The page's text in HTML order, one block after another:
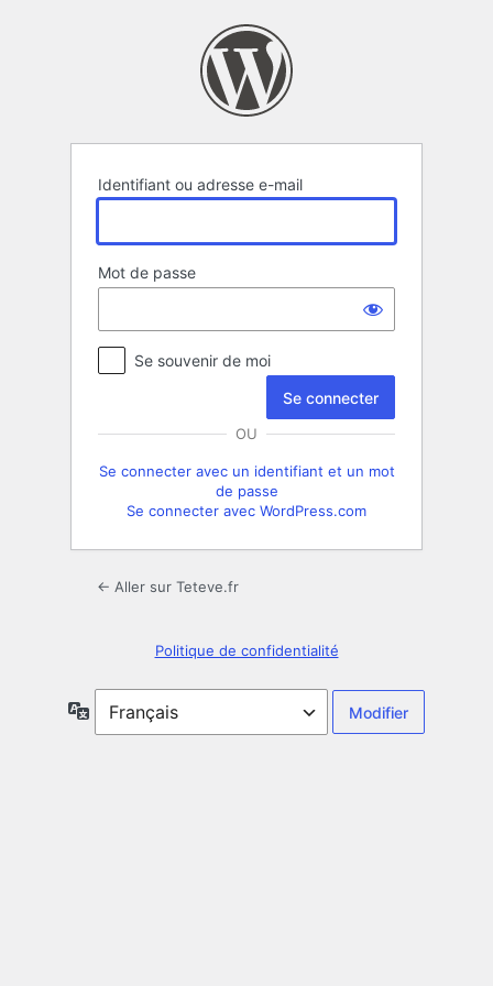
Identifiant ou adresse e-mail
Mot de passe
Se souvenir de moi
OU
Se connecter avec un identifiant et un mot
de passe
Se connecter avec WordPress.com
← Aller sur Teteve.fr
Politique de confidentialité
Langue